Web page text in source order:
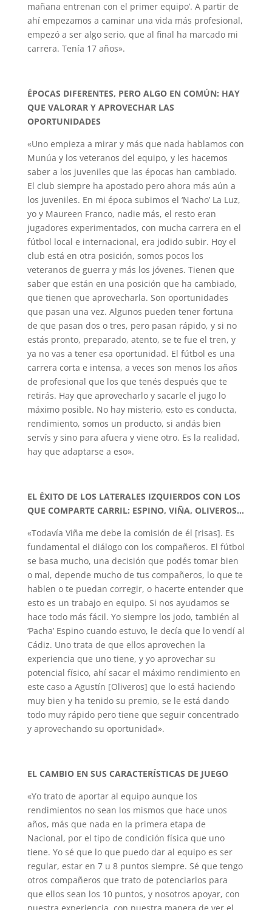
mañana entrenan con el primer equipo’. A partir de
ahí empezamos a caminar una vida más profesional,
empezó a ser algo serio, que al final ha marcado mi
carrera. Tenía 17 años».
ÉPOCAS DIFERENTES, PERO ALGO EN COMÚN: HAY
QUE VALORAR Y APROVECHAR LAS
OPORTUNIDADES
«Uno empieza a mirar y más que nada hablamos con
Munúa y los veteranos del equipo, y les hacemos
saber a los juveniles que las épocas han cambiado.
El club siempre ha apostado pero ahora más aún a
los juveniles. En mi época subimos el ‘Nacho’ La Luz,
yo y Maureen Franco, nadie más, el resto eran
jugadores experimentados, con mucha carrera en el
fútbol local e internacional, era jodido subir. Hoy el
club está en otra posición, somos pocos los
veteranos de guerra y más los jóvenes. Tienen que
saber que están en una posición que ha cambiado,
que tienen que aprovecharla. Son oportunidades
que pasan una vez. Algunos pueden tener fortuna
de que pasan dos o tres, pero pasan rápido, y si no
estás pronto, preparado, atento, se te fue el tren, y
ya no vas a tener esa oportunidad. El fútbol es una
carrera corta e intensa, a veces son menos los años
de profesional que los que tenés después que te
retirás. Hay que aprovecharlo y sacarle el jugo lo
máximo posible. No hay misterio, esto es conducta,
rendimiento, somos un producto, si andás bien
servís y sino para afuera y viene otro. Es la realidad,
hay que adaptarse a eso».
EL ÉXITO DE LOS LATERALES IZQUIERDOS CON LOS
QUE COMPARTE CARRIL: ESPINO, VIÑA, OLIVEROS…
«Todavía Viña me debe la comisión de él [risas]. Es
fundamental el diálogo con los compañeros. El fútbol
se basa mucho, una decisión que podés tomar bien
o mal, depende mucho de tus compañeros, lo que te
hablen o te puedan corregir, o hacerte entender que
esto es un trabajo en equipo. Si nos ayudamos se
hace todo más fácil. Yo siempre los jodo, también al
‘Pacha’ Espino cuando estuvo, le decía que lo vendí al
Cádiz. Uno trata de que ellos aprovechen la
experiencia que uno tiene, y yo aprovechar su
potencial físico, ahí sacar el máximo rendimiento en
este caso a Agustín [Oliveros] que lo está haciendo
muy bien y ha tenido su premio, se le está dando
todo muy rápido pero tiene que seguir concentrado
y aprovechando su oportunidad».
EL CAMBIO EN SUS CARACTERÍSTICAS DE JUEGO
«Yo trato de aportar al equipo aunque los
rendimientos no sean los mismos que hace unos
años, más que nada en la primera etapa de
Nacional, por el tipo de condición física que uno
tiene. Yo sé que lo que puedo dar al equipo es ser
regular, estar en 7 u 8 puntos siempre. Sé que tengo
otros compañeros que trato de potenciarlos para
que ellos sean los 10 puntos, y nosotros apoyar, con